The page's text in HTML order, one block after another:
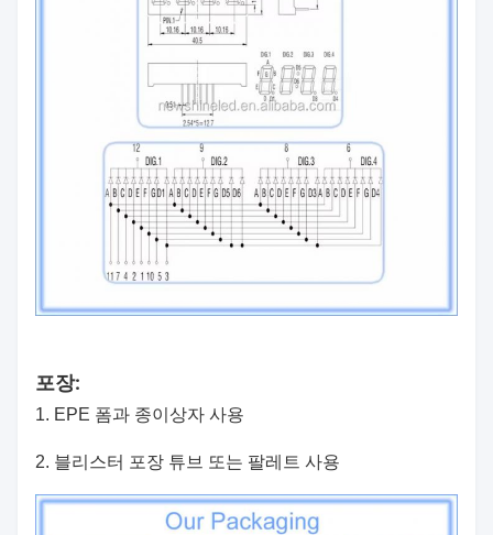
포장:
1. EPE 폼과 종이상자 사용
2. 블리스터 포장 튜브 또는 팔레트 사용